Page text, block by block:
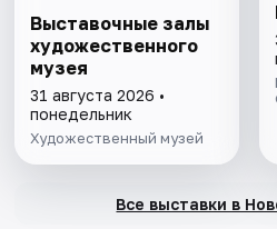
Выставочные залы
художественного
музея
31 августа 2026 •
понедельник
Художественный музей
Все выставки в